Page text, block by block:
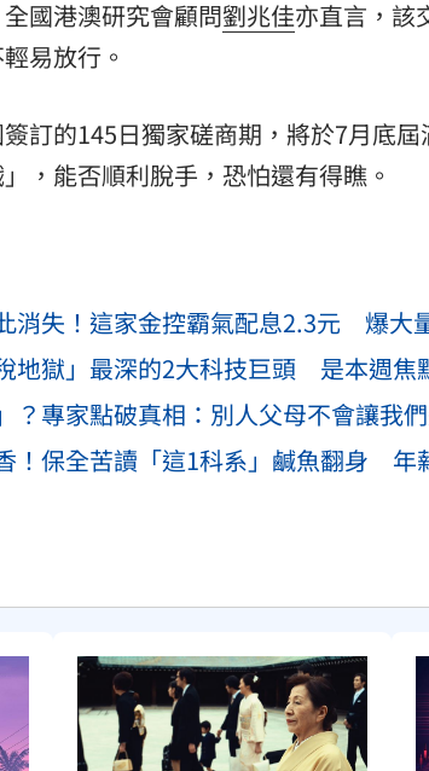
國港澳研究會顧問劉兆佳亦直言，該
易放行。
訂的145日獨家磋商期，將於7月底屆
，能否順利脫手，恐怕還有得瞧。
消失！這家金控霸氣配息2.3元 爆大
地獄」最深的2大科技巨頭 是本週焦
？專家點破真相：別人父母不會讓我
！保全苦讀「這1科系」鹹魚翻身 年